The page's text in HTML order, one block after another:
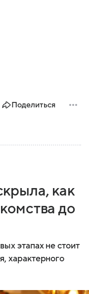
Поделиться
как
до
этапах не стоит
характерного